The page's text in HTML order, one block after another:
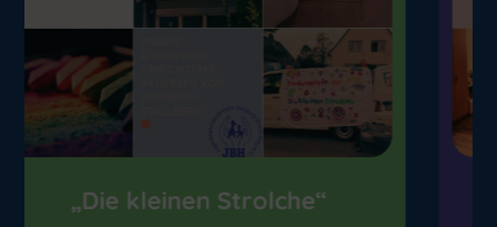
Kinderburg „Veronika Keller“